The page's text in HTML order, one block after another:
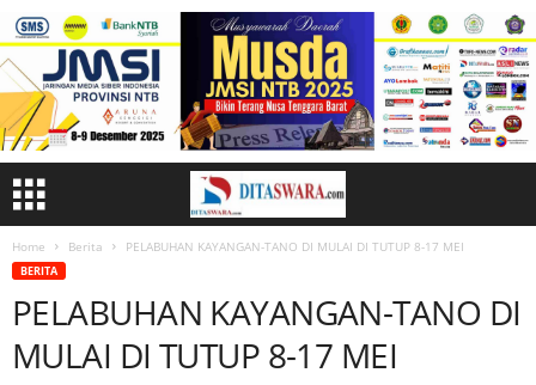
Home Berita PELABUHAN KAYANGAN-TANO DI MULAI DI TUTUP 8-17 MEI
BERITA
PELABUHAN KAYANGAN-TANO DI
MULAI DI TUTUP 8-17 MEI